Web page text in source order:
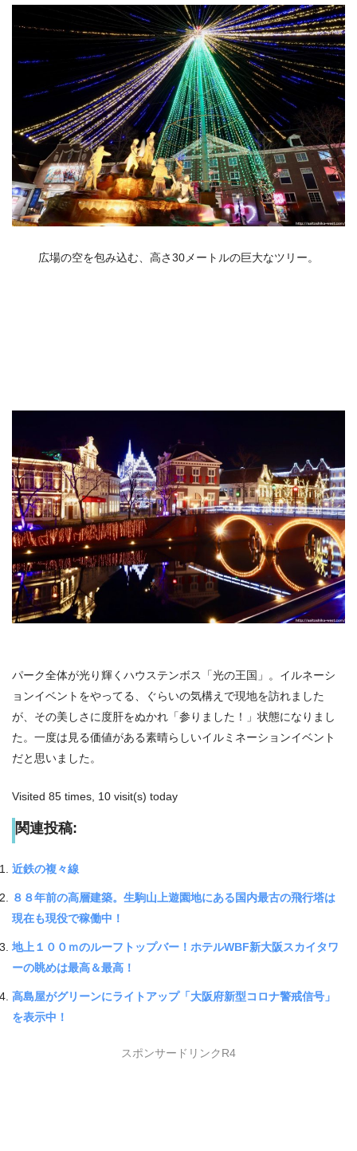
広場の空を包み込む、高さ30メートルの巨大なツリー。
パーク全体が光り輝くハウステンボス「光の王国」。イルネーシ
ョンイベントをやってる、ぐらいの気構えで現地を訪れました
が、その美しさに度肝をぬかれ「参りました！」状態になりまし
た。一度は見る価値がある素晴らしいイルミネーションイベント
だと思いました。
Visited 85 times, 10 visit(s) today
関連投稿:
近鉄の複々線
８８年前の高層建築。生駒山上遊園地にある国内最古の飛行塔は
現在も現役で稼働中！
地上１００ｍのルーフトップバー！ホテルWBF新大阪スカイタワ
ーの眺めは最高＆最高！
高島屋がグリーンにライトアップ「大阪府新型コロナ警戒信号」
を表示中！
スポンサードリンクR4